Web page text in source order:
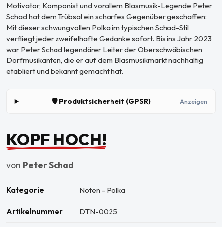
Motivator, Komponist und vorallem Blasmusik-Legende Peter
Schad hat dem Trübsal ein scharfes Gegenüber geschaffen:
Mit dieser schwungvollen Polka im typischen Schad-Stil
verfliegt jeder zweifelhafte Gedanke sofort. Bis ins Jahr 2023
war Peter Schad legendärer Leiter der Oberschwäbischen
Dorfmusikanten, die er auf dem Blasmusikmarkt nachhaltig
etabliert und bekannt gemacht hat.
🛡️ Produktsicherheit (GPSR) Anzeigen
KOPF HOCH!
von Peter Schad
Kategorie Noten - Polka
Artikelnummer DTN-0025